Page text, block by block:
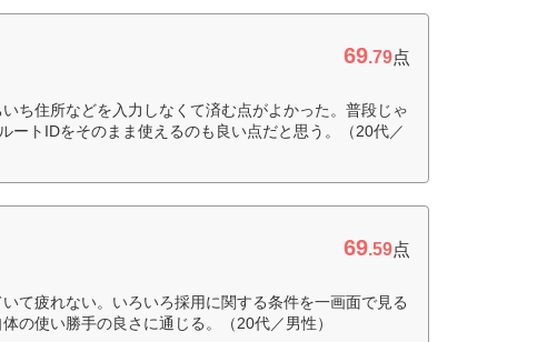
69.79点
ち住所などを入力しなくて済む点がよかった。普段じゃ
ートIDをそのまま使えるのも良い点だと思う。（20代／
69.59点
て疲れない。いろいろ採用に関する条件を一画面で見る
の使い勝手の良さに通じる。（20代／男性）